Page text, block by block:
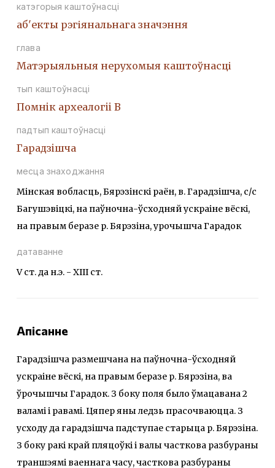
катэгорыя каштоўнасці
аб'екты рэгіянальнага значэння
глава
Матэрыяльныя нерухомыя каштоўнасці
тып каштоўнасці
Помнiк археалогii В
падтып каштоўнасці
Гарадзiшча
месца знаходжання
Мінская вобласць, Бярэзінскі раён, в. Гарадзішча, с/с
Багушэвіцкі, на паўночна-ўсходняй ускраіне вёскі,
на правым беразе р. Бярэзіна, урочышча Гарадок
датаванне
V ст. да н.э. - XIII ст.
Апісанне
Гарадзішча размешчана на паўночна-ўсходняй
ускраіне вёскі, на правым беразе р. Бярэзіна, ва
ўрочышчы Гарадок. З боку поля было ўмацавана 2
валамі і равамі. Цяпер яны ледзь прасочваюцца. З
усходу да гарадзішча падступае старыца р. Бярэзіна.
З боку ракі край пляцоўкі і валы часткова разбураны
траншэямі ваеннага часу, часткова разбураны